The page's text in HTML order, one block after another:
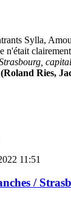
Sylla,
n'était
(Roland Ries,
11:51
/